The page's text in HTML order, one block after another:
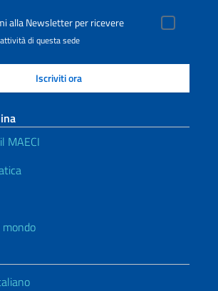
alla Newsletter per ricevere
di questa sede
MAECI